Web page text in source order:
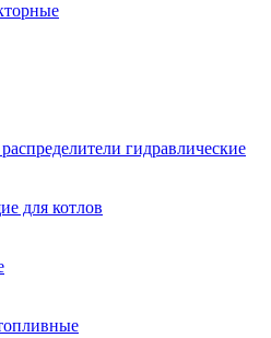
гидравлические
для котлов